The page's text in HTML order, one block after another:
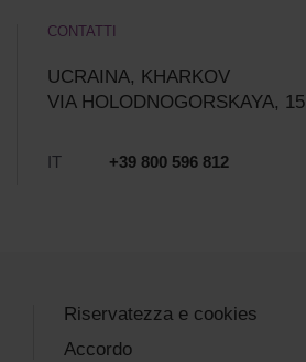
CONTATTI
UCRAINA, KHARKOV
VIA HOLODNOGORSKAYA, 15
IT +39 800 596 812
Riservatezza e cookies
Accordo